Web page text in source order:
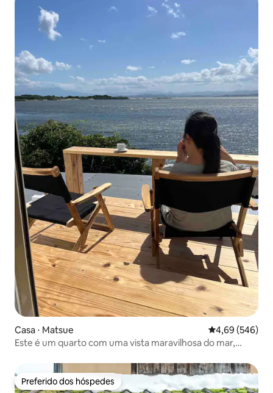
Casa ⋅ Matsue 4,69 de uma
4,69 (546)
Este é um quarto com uma vista maravilhosa do mar,
também fez um show ao vivo em frente ao mar, no café
do térreo
Preferido dos hóspedes
Preferido dos hóspedes